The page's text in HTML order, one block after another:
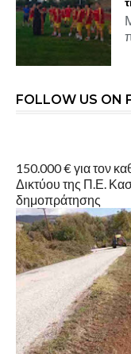
FOLLOW US ON
150.000 € για τον
Δικτύου της Π.Ε.
δημοπράτησης